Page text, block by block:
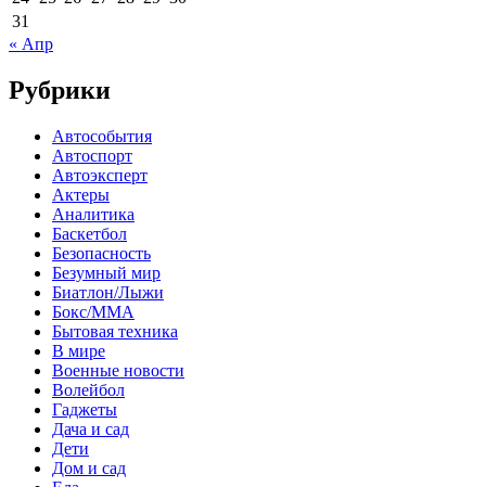
31
« Апр
Рубрики
Автособытия
Автоспорт
Автоэксперт
Актеры
Аналитика
Баскетбол
Безопасность
Безумный мир
Биатлон/Лыжи
Бокс/MMA
Бытовая техника
В мире
Военные новости
Волейбол
Гаджеты
Дача и сад
Дети
Дом и сад